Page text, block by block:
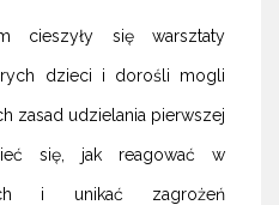
cieszyły się warsztaty
dzieci i dorośli mogli
zasad udzielania pierwszej
się, jak reagować w
i unikać zagrożeń